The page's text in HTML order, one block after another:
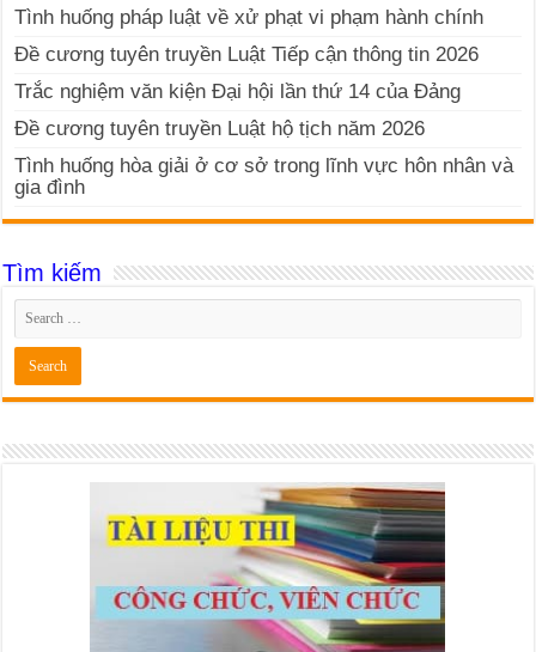
Tình huống pháp luật về xử phạt vi phạm hành chính
Đề cương tuyên truyền Luật Tiếp cận thông tin 2026
Trắc nghiệm văn kiện Đại hội lần thứ 14 của Đảng
Đề cương tuyên truyền Luật hộ tịch năm 2026
Tình huống hòa giải ở cơ sở trong lĩnh vực hôn nhân và
gia đình
Tìm kiếm